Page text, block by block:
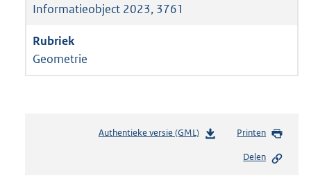
Informatieobject 2023, 3761
Geometrie
Authentieke versie (GML)b
Printen
Delen